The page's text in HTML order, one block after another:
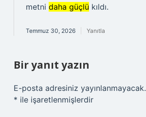
metni daha güçlü kıldı.
Temmuz 30, 2026 Yanıtla
Bir yanıt yazın
E-posta adresiniz yayınlanmayacak.
* ile işaretlenmişlerdir